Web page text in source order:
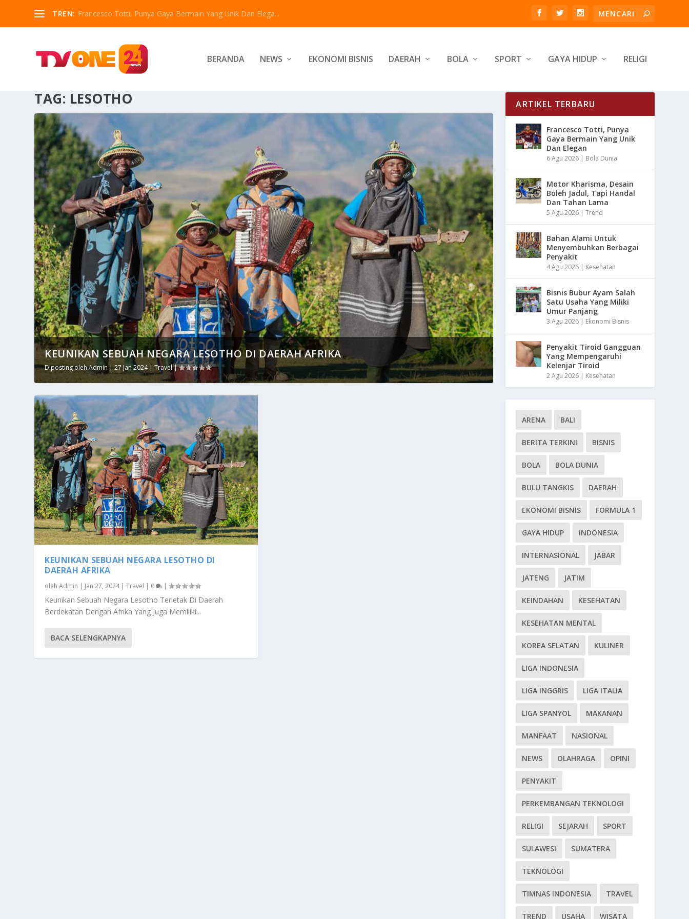
TREN: Francesco Totti, Punya Gaya Bermain Yang Unik Dan Elega...
BERANDA NEWS EKONOMI BISNIS DAERAH BOLA SPORT GAYA HIDUP RELIGI
TAG: LESOTHO
KEUNIKAN SEBUAH NEGARA LESOTHO DI DAERAH AFRIKA
Diposting olehAdmin|27 Jan 2024|Travel|
KEUNIKAN SEBUAH NEGARA LESOTHO DI
DAERAH AFRIKA
olehAdmin | Jan 27, 2024|Travel | 0 |
Keunikan Sebuah Negara Lesotho Terletak Di Daerah
Berdekatan Dengan Afrika Yang Juga Memiliki...
BACA SELENGKAPNYA
ARTIKEL TERBARU
Francesco Totti, Punya
Gaya Bermain Yang Unik
Dan Elegan
6 Agu 2026 | Bola Dunia
Motor Kharisma, Desain
Boleh Jadul, Tapi Handal
Dan Tahan Lama
5 Agu 2026 |Trend
Bahan Alami Untuk
Menyembuhkan Berbagai
Penyakit
4 Agu 2026 | Kesehatan
Bisnis Bubur Ayam Salah
Satu Usaha Yang Miliki
Umur Panjang
3 Agu 2026 | Ekonomi Bisnis
Penyakit Tiroid Gangguan
Yang Mempengaruhi
Kelenjar Tiroid
2 Agu 2026 | Kesehatan
ARENA BALI
BERITA TERKINI BISNIS
BOLA BOLA DUNIA
BULU TANGKIS DAERAH
EKONOMI BISNIS FORMULA 1
GAYA HIDUP INDONESIA
INTERNASIONAL JABAR
JATENG JATIM
KEINDAHAN KESEHATAN
KESEHATAN MENTAL
KOREA SELATAN KULINER
LIGA INDONESIA
LIGA INGGRIS LIGA ITALIA
LIGA SPANYOL MAKANAN
MANFAAT NASIONAL
NEWS OLAHRAGA OPINI
PENYAKIT
PERKEMBANGAN TEKNOLOGI
RELIGI SEJARAH SPORT
SULAWESI SUMATERA
TEKNOLOGI
TIMNAS INDONESIA TRAVEL
TREND USAHA WISATA